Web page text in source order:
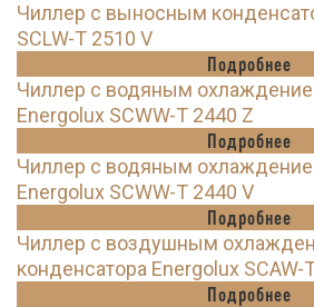
Чиллер с выносным
SCLW-T 2510 V
Подробнее
Чиллер с водяным
Energolux SCWW-T 2440 Z
Подробнее
Чиллер с водяным
Energolux SCWW-T 2440 V
Подробнее
Чиллер с воздушным
конденсатора Energolux SCAW-
Подробнее